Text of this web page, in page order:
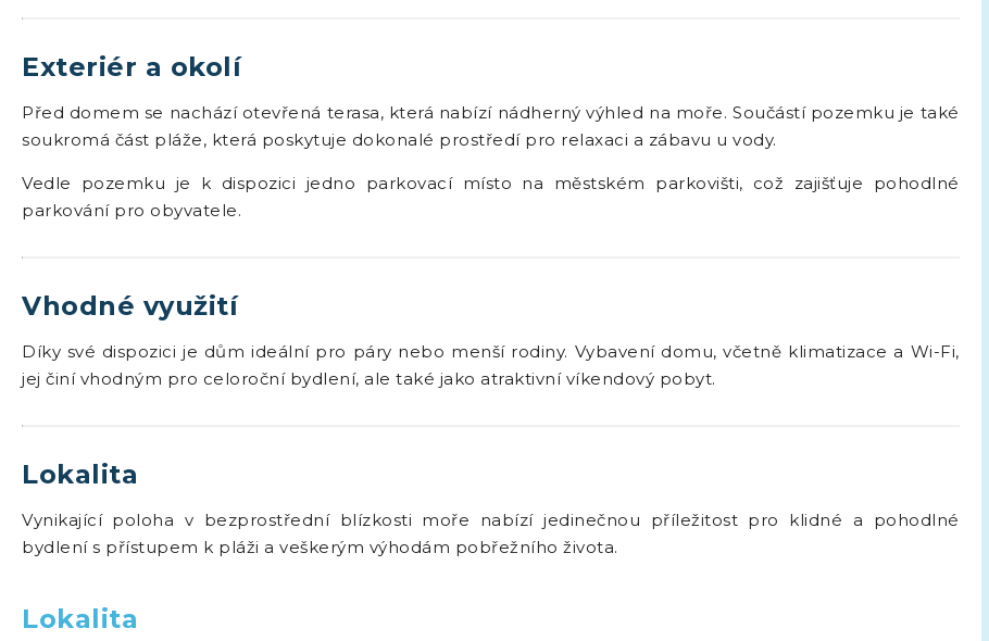
Exteriér a okolí
Před domem se nachází otevřená terasa, která nabízí nádherný výhled na moře. Součástí pozemku je také
soukromá část pláže, která poskytuje dokonalé prostředí pro relaxaci a zábavu u vody.
Vedle pozemku je k dispozici jedno parkovací místo na městském parkovišti, což zajišťuje pohodlné
parkování pro obyvatele.
Vhodné využití
Díky své dispozici je dům ideální pro páry nebo menší rodiny. Vybavení domu, včetně klimatizace a Wi-Fi,
jej činí vhodným pro celoroční bydlení, ale také jako atraktivní víkendový pobyt.
Lokalita
Vynikající poloha v bezprostřední blízkosti moře nabízí jedinečnou příležitost pro klidné a pohodlné
bydlení s přístupem k pláži a veškerým výhodám pobřežního života.
Lokalita